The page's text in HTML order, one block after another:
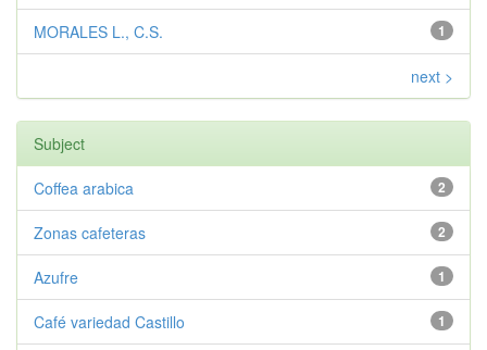
1
MORALES L., C.S.
next >
Subject
2
Coffea arabica
2
Zonas cafeteras
1
Azufre
1
Café variedad Castillo